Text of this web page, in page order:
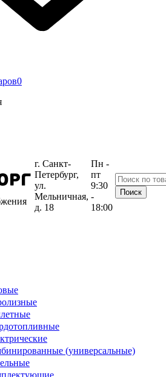
0
г. Санкт-
Петербург,
ул.
Мельничная,
д. 18
Пн -
пт
9:30
-
18:00
(универсальные)